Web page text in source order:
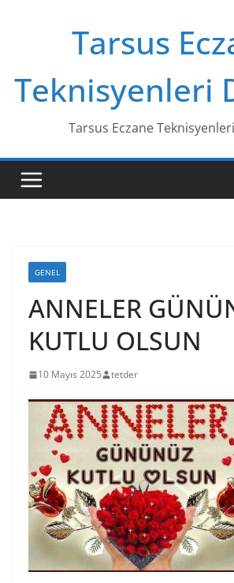
Tarsus
Teknisyenleri
Tarsus Eczane
GENEL
ANNELER
KUTLU OLSUN
10 Mayıs 2025 tetder